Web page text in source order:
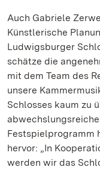
Auch Gabriele
Künstlerische
Ludwigsburger
schätze die
mit dem Team des
unsere
Schlosses kaum zu
Festspielprogramm
hervor: „In
werden wir das